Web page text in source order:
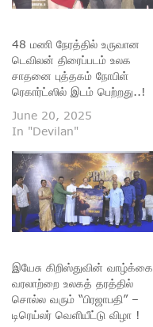
48 மணி நேரத்தில் உருவான
டெவிலன் திரைப்படம் உலக
சாதனை புத்தகம் நோபிள்
ரெகார்ட்ஸில் இடம் பெற்றது..!
June 20, 2025
In "Devilan"
இயேசு கிறிஸ்துவின் வாழ்க்கை
வரலாற்றை உலகத் தரத்தில்
சொல்ல வரும் “பிரஜாபதி” –
டிரெய்லர் வெளியீட்டு விழா !